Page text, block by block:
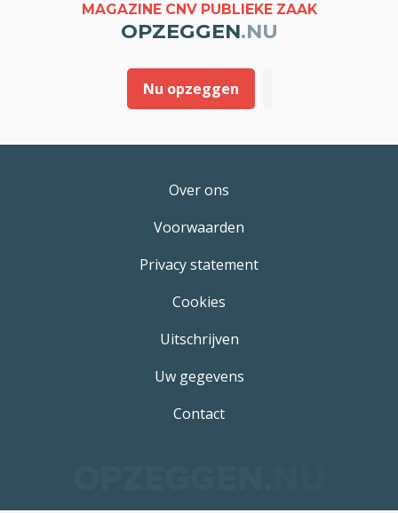
MAGAZINE CNV PUBLIEKE ZAAK
OPZEGGEN.NU
Nu opzeggen
Over ons
Voorwaarden
Privacy statement
Cookies
Uitschrijven
Uw gegevens
Contact